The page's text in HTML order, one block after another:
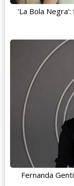
'La Bola
Fernanda